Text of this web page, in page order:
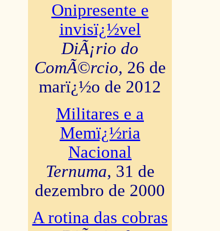
Onipresente e
invisï¿½vel
DiÃ¡rio do
ComÃ©rcio, 26 de
marï¿½o de 2012
Militares e a
Memï¿½ria
Nacional
Ternuma, 31 de
dezembro de 2000
A rotina das cobras